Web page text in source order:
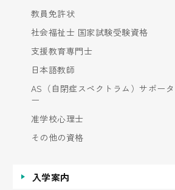
教員免許状
社会福祉士 国家試験受験資格
支援教育専門士
日本語教師
AS（自閉症スペクトラム）サポータ
ー
准学校心理士
その他の資格
入学案内